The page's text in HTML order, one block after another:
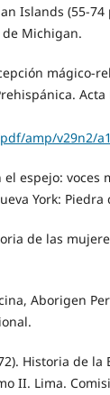
Islands (55-
Michigan.
mágico-
Acta
amp/v29n2/
el espejo: voces
York: Piedra
de las
Aborigen
Historia de la
II. Lima.